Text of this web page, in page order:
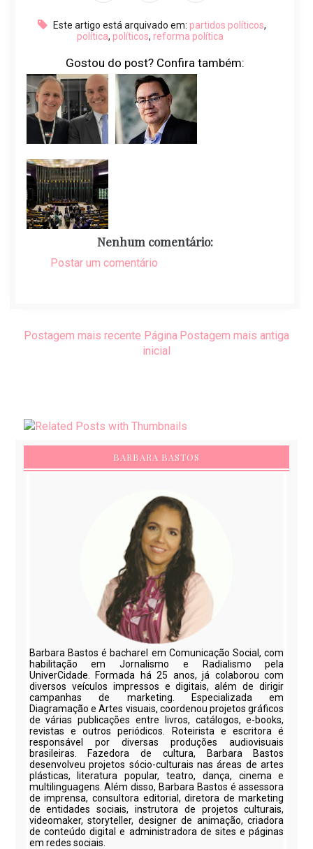
Este artigo está arquivado em: partidos políticos,
política, políticos, reforma política
Gostou do post? Confira também:
Nenhum comentário:
Postar um comentário
Postagem mais recente Postagem mais antiga
Página
inicial
BARBARA BASTOS
Barbara Bastos é bacharel em Comunicação Social, com
habilitação em Jornalismo e Radialismo pela
UniverCidade. Formada há 25 anos, já colaborou com
diversos veículos impressos e digitais, além de dirigir
campanhas de marketing. Especializada em
Diagramação e Artes visuais, coordenou projetos gráficos
de várias publicações entre livros, catálogos, e-books,
revistas e outros periódicos. Roteirista e escritora é
responsável por diversas produções audiovisuais
brasileiras. Fazedora de cultura, Barbara Bastos
desenvolveu projetos sócio-culturais nas áreas de artes
plásticas, literatura popular, teatro, dança, cinema e
multilinguagens. Além disso, Barbara Bastos é assessora
de imprensa, consultora editorial, diretora de marketing
de entidades sociais, instrutora de projetos culturais,
videomaker, storyteller, designer de animação, criadora
de conteúdo digital e administradora de sites e páginas
em redes sociais.